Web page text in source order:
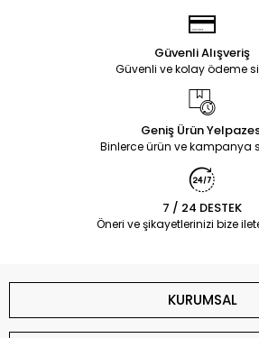
Güvenli Alışveriş
Güvenli ve kolay ödeme
Geniş Ürün
Binlerce ürün ve kampanya
7 / 24 DESTEK
Öneri ve şikayetlerinizi bize
KURUMSAL